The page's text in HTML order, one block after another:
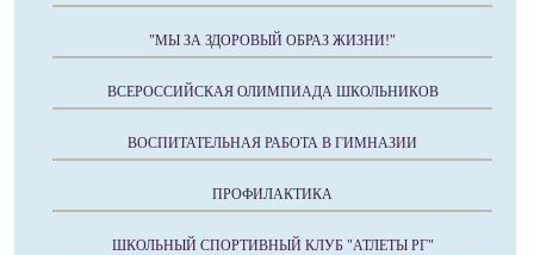
"МЫ ЗА ЗДОРОВЫЙ ОБРАЗ ЖИЗНИ!"
ВСЕРОССИЙСКАЯ ОЛИМПИАДА ШКОЛЬНИКОВ
ВОСПИТАТЕЛЬНАЯ РАБОТА В ГИМНАЗИИ
ПРОФИЛАКТИКА
ШКОЛЬНЫЙ СПОРТИВНЫЙ КЛУБ "АТЛЕТЫ РГ"